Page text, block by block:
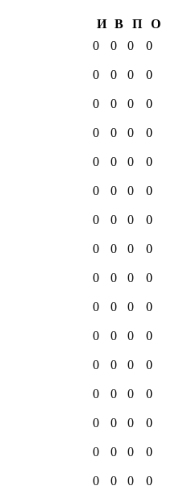
И В П
О
0 0 0 0
0 0 0 0
0 0 0 0
0 0 0 0
0 0 0 0
0 0 0 0
0 0 0 0
0 0 0 0
0 0 0 0
0 0 0 0
0 0 0 0
0 0 0 0
0 0 0 0
0 0 0 0
0 0 0 0
0 0 0
0